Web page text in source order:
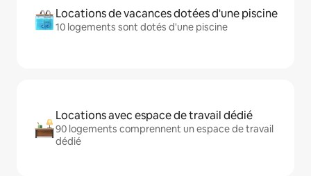
Locations de vacances dotées d'une piscine
10 logements sont dotés d'une piscine
Locations avec espace de travail dédié
90 logements comprennent un espace de travail
dédié